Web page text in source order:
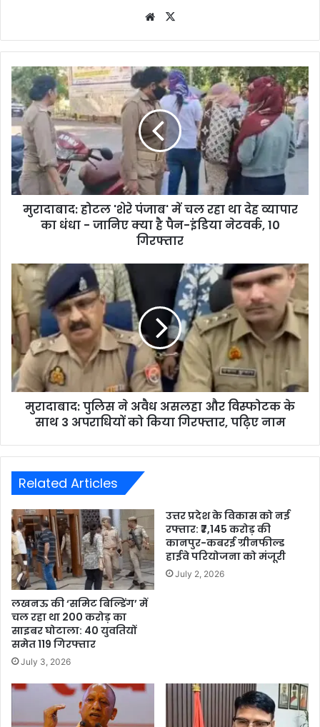
Website
मुरादाबाद: होटल 'शेरे पंजाब' में चल रहा था देह व्यापार
का धंधा - जानिए क्या है पैन-इंडिया नेटवर्क, 10
गिरफ्तार
मुरादाबाद: पुलिस ने अवैध असलहा और विस्फोटक के
साथ 3 अपराधियों को किया गिरफ्तार, पढ़िए नाम
Related Articles
लखनऊ की ‘समिट बिल्डिंग’ में
चल रहा था 200 करोड़ का
साइबर घोटाला: 40 युवतियों
समेत 119 गिरफ्तार
July 3, 2026
उत्तर प्रदेश के विकास को नई
रफ्तार: ₹7,145 करोड़ की
कानपुर-कबरई ग्रीनफील्ड
हाईवे परियोजना को मंजूरी
July 2, 2026